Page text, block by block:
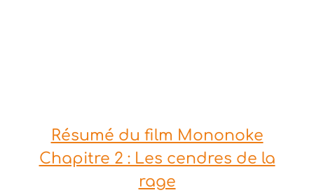
Résumé du film Mononoke
Chapitre 2 : Les cendres de la
rage